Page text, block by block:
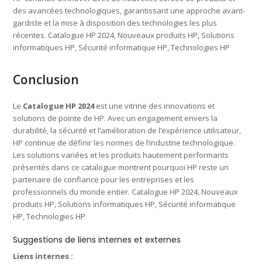
des avancées technologiques, garantissant une approche avant-
gardiste et la mise à disposition des technologies les plus
récentes. Catalogue HP 2024, Nouveaux produits HP, Solutions
informatiques HP, Sécurité informatique HP, Technologies HP
Conclusion
Le Catalogue HP 2024est une vitrine des innovations et
solutions de pointe de HP. Avec un engagement envers la
durabilité, la sécurité et l’amélioration de l’expérience utilisateur,
HP continue de définir les normes de l’industrie technologique.
Les solutions variées et les produits hautement performants
présentés dans ce catalogue montrent pourquoi HP reste un
partenaire de confiance pour les entreprises et les
professionnels du monde entier. Catalogue HP 2024, Nouveaux
produits HP, Solutions informatiques HP, Sécurité informatique
HP, Technologies HP
Suggestions de liens internes et externes
Liens internes :